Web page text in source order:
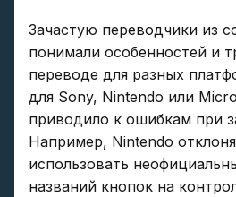
Зачастую переводчики из
понимали особенностей и
переводе для разных
для Sony, Nintendo или
приводило к ошибкам при
Например, Nintendo
использовать
названий кнопок на